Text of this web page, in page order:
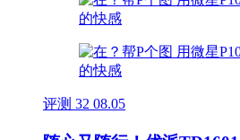
评测 32 08.05